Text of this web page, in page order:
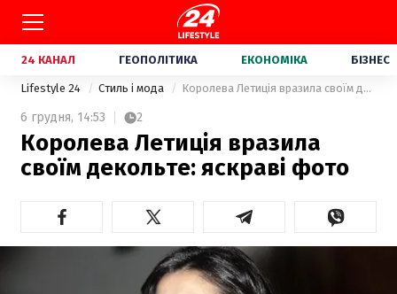
24 КАНАЛ ГЕОПОЛІТИКА ЕКОНОМІКА БІЗНЕС
Lifestyle 24 Стиль і мода Королева Летиція вразила своїм декольте: яскраві фото
6 грудня, 14:53 2
Королева Летиція вразила
своїм декольте: яскраві фото